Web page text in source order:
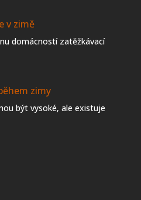
v zimě
domácností zatěžkávací
zimy
být vysoké, ale existuje